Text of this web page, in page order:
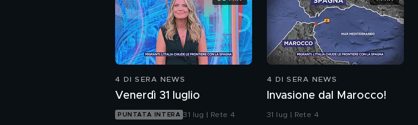
4 DI SERA NEWS
Venerdì 31 luglio
PUNTATA INTERA 31 lug | Rete 4
4 DI SERA NEWS
Invasione dal Marocco!
31 lug | Rete 4